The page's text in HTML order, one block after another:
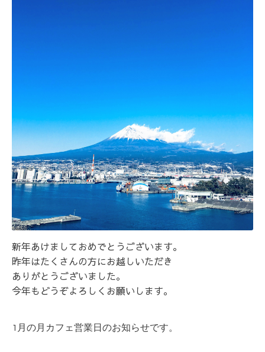
新年あけましておめでとうございます。
昨年はたくさんの方にお越しいただき
ありがとうございました。
今年もどうぞよろしくお願いします。
1月の月カフェ営業日のお知らせです。